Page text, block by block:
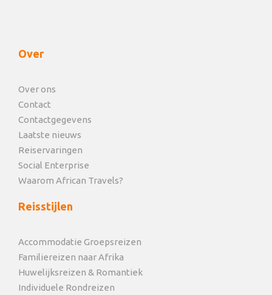
Over
Over ons
Contact
Contactgegevens
Laatste nieuws
Reiservaringen
Social Enterprise
Waarom African Travels?
Reisstijlen
Accommodatie Groepsreizen
Familiereizen naar Afrika
Huwelijksreizen & Romantiek
Individuele Rondreizen